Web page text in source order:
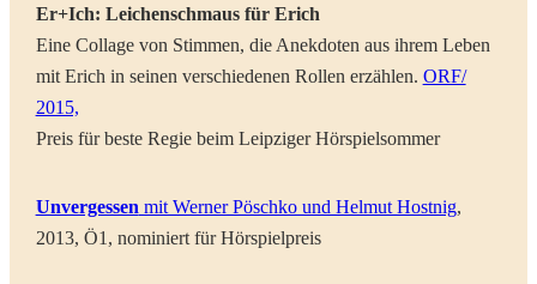
Er+Ich: Leichenschmaus für Erich
Eine Collage von Stimmen, die Anekdoten aus ihrem Leben
mit Erich in seinen verschiedenen Rollen erzählen. ORF/
2015,
Preis für beste Regie beim Leipziger Hörspielsommer
Unvergessen mit Werner Pöschko und Helmut Hostnig,
2013, Ö1, nominiert für Hörspielpreis